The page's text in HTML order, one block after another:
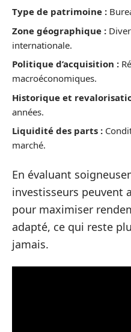
Type de patrimoine :
Zone géographique :
internationale.
Politique d’acquisition :
macroéconomiques.
Historique et
années.
Liquidité des parts :
marché.
En évaluant
investisseurs peuvent
pour maximiser
adapté, ce qui reste
jamais.